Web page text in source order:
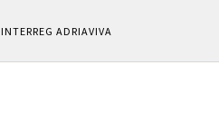
INTERREG ADRIAVIVA